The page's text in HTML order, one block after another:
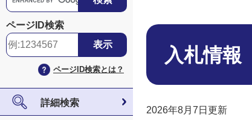
o
o
g
ス
タ
ム
ページID検索
ページID検索とは？
詳細検索
本
入札情報
2026年8月7日更新